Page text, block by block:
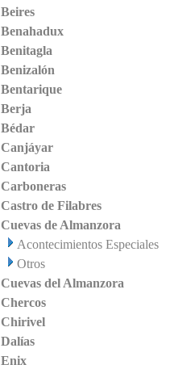
Beires
Benahadux
Benitagla
Benizalón
Bentarique
Berja
Bédar
Canjáyar
Cantoria
Carboneras
Castro de Filabres
Cuevas de Almanzora
Acontecimientos Especiales
Otros
Cuevas del Almanzora
Chercos
Chirivel
Dalías
Enix